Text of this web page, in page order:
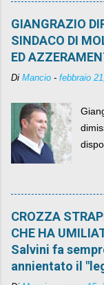
GIANGRAZIO
SINDACO DI
ED
Di Mancio - febbraio
CROZZA
CHE HA
Salvini fa
annientato il